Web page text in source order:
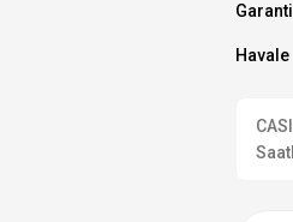
Havale